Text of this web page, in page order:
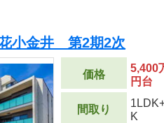
小金井 第2期2次
価格
5,400
円台
間取り
K